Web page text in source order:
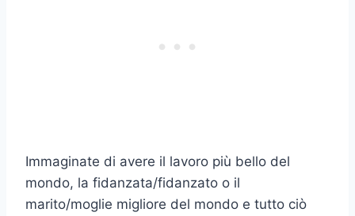
Immaginate di avere il lavoro più bello del
mondo, la fidanzata/fidanzato o il
marito/moglie migliore del mondo e tutto ciò